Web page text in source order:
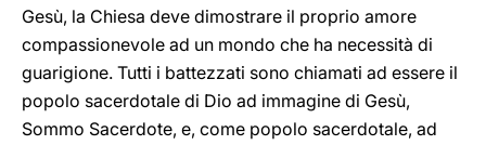
Gesù, la Chiesa deve dimostrare il proprio amore
compassionevole ad un mondo che ha necessità di
guarigione. Tutti i battezzati sono chiamati ad essere il
popolo sacerdotale di Dio ad immagine di Gesù,
Sommo Sacerdote, e, come popolo sacerdotale, ad